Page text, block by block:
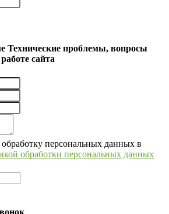
Технические проблемы, вопросы
сайта
обработку персональных данных в
обработки персональных данных